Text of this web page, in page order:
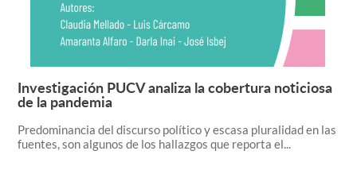
Leer más +
Investigación PUCV analiza la cobertura noticiosa
de la pandemia
Predominancia del discurso político y escasa pluralidad en las
fuentes, son algunos de los hallazgos que reporta el...